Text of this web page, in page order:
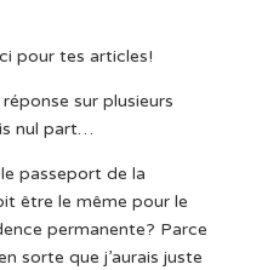
pour tes articles!
réponse sur plusieurs
nul part…
passeport de la
être le même pour le
permanente? Parce
sorte que j’aurais juste